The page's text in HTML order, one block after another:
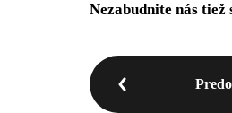
Nezabudnite nás